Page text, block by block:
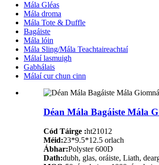
Mála Gléas
Mála droma
Mála Tote & Duffle
Bagáiste
Mála lóin
Mála Sling/Mála Teachtaireachtaí
Málaí lasmuigh
Gabhálais
Málaí cur chun cinn
Déan Mála Bagáiste Mála
Cód Táirge :ht21012
Méid:23*9.5*12.5 orlach
Ábhar:Polyster 600D
Dath:dubh, glas, oráiste, Liath,